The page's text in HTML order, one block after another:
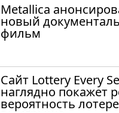
Metallica
новый
фильм
Сайт Lottery Every
наглядно покажет
вероятность